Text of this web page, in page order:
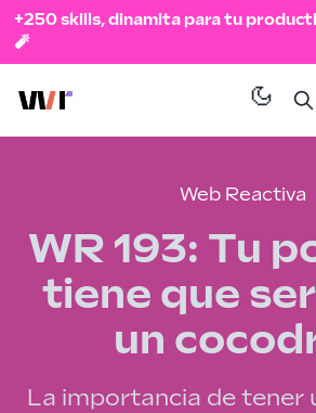
+250 skills, dinamita para tu
🧨
Web Reactiva
WR 193: Tu
tiene que
un
La importancia de tener